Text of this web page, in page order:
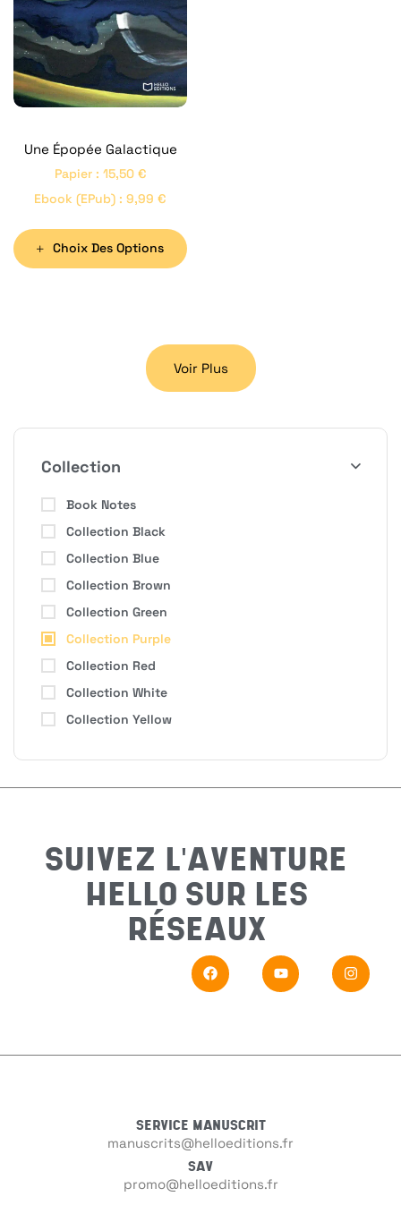
Une Épopée Galactique
Papier: 15,50 €
Ebook (ePub) : 9,99 €
Choix Des Options
Voir Plus
Collection
Book Notes
Collection Black
Collection Blue
Collection Brown
Collection Green
Collection Purple
Collection Red
Collection White
Collection Yellow
SUIVEZ L'AVENTURE
HELLO SUR LES
RÉSEAUX
SERVICE MANUSCRIT
manuscrits@helloeditions.fr
SAV
promo@helloeditions.fr
Nom
Sujet